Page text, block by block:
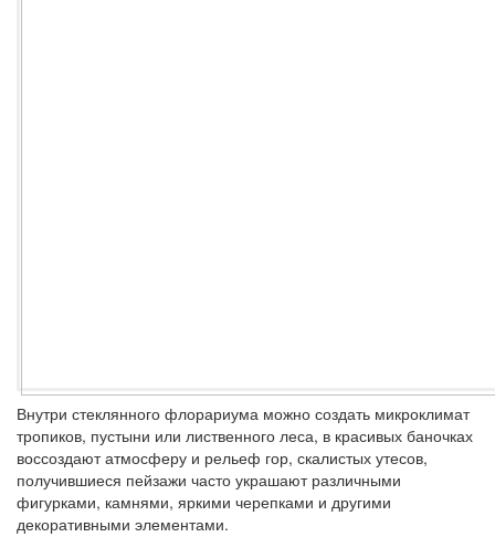
Внутри стеклянного флорариума можно создать микроклимат
тропиков, пустыни или лиственного леса, в красивых баночках
воссоздают атмосферу и рельеф гор, скалистых утесов,
получившиеся пейзажи часто украшают различными
фигурками, камнями, яркими черепками и другими
декоративными элементами.